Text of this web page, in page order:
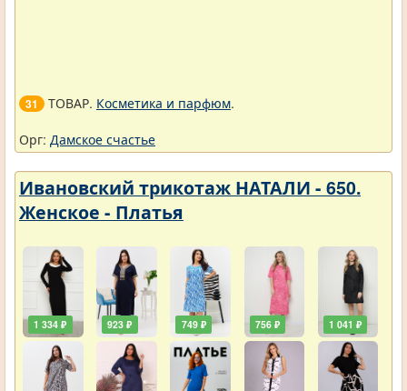
31 ТОВАР. Косметика и парфюм.
Орг: Дамское счастье
Ивановский трикотаж НАТАЛИ - 650.
Женское - Платья
1 334 ₽ 923 ₽ 749 ₽ 756 ₽ 1 041 ₽